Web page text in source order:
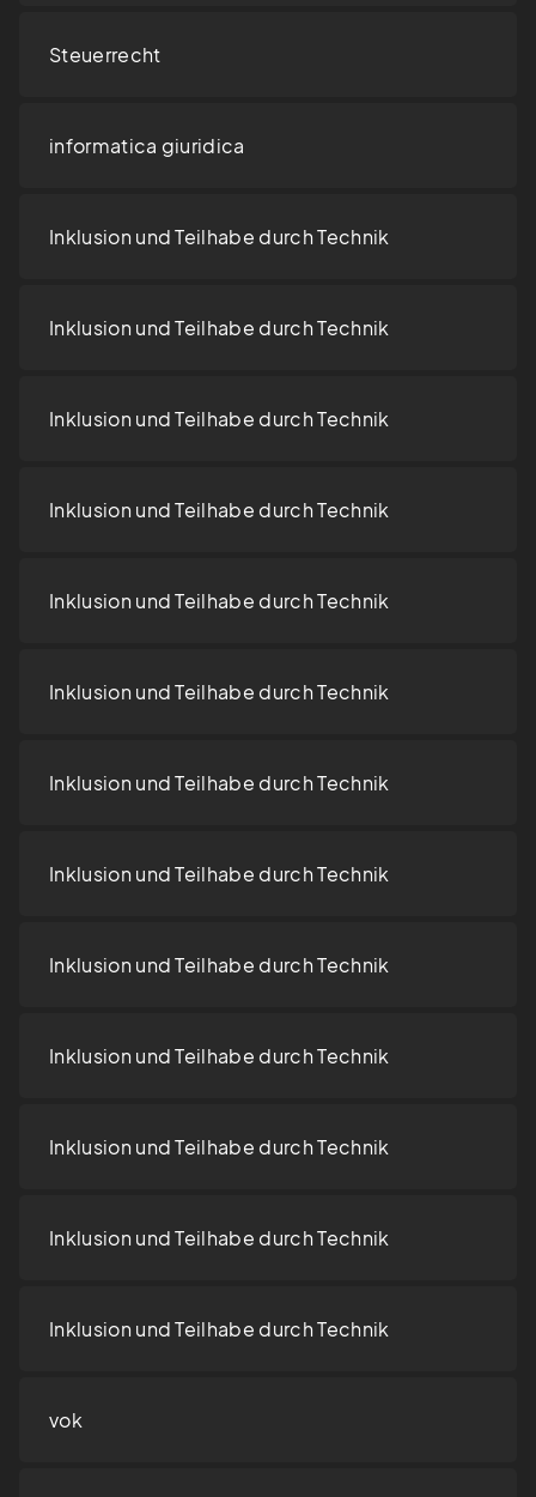
Steuerrecht
informatica giuridica
Inklusion und Teilhabe durch Technik
Inklusion und Teilhabe durch Technik
Inklusion und Teilhabe durch Technik
Inklusion und Teilhabe durch Technik
Inklusion und Teilhabe durch Technik
Inklusion und Teilhabe durch Technik
Inklusion und Teilhabe durch Technik
Inklusion und Teilhabe durch Technik
Inklusion und Teilhabe durch Technik
Inklusion und Teilhabe durch Technik
Inklusion und Teilhabe durch Technik
Inklusion und Teilhabe durch Technik
Inklusion und Teilhabe durch Technik
vok